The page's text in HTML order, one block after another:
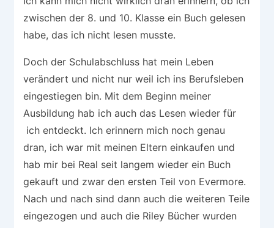
zwischen der 8. und 10. Klasse ein Buch gelesen
habe, das ich nicht lesen musste.
Doch der Schulabschluss hat mein Leben
verändert und nicht nur weil ich ins Berufsleben
eingestiegen bin. Mit dem Beginn meiner
Ausbildung hab ich auch das Lesen wieder für
ich entdeckt. Ich erinnern mich noch genau
dran, ich war mit meinen Eltern einkaufen und
hab mir bei Real seit langem wieder ein Buch
gekauft und zwar den ersten Teil von Evermore.
Nach und nach sind dann auch die weiteren Teile
eingezogen und auch die Riley Bücher wurden